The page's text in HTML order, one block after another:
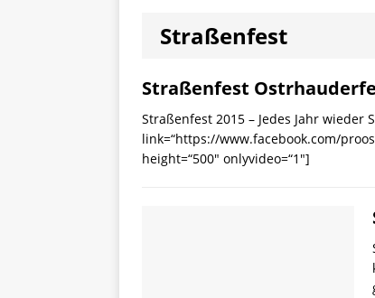
Straßenfest
Straßenfest
Straßenfest 2015 – Jedes Jahr
link=“https://www.facebook.com/
height=“500″ onlyvideo=“1″]